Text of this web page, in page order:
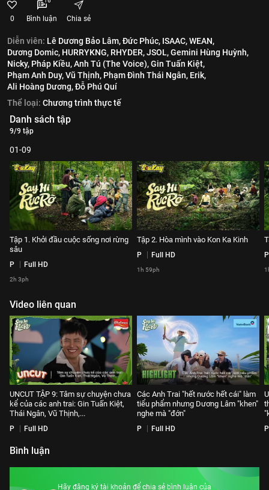
0 Bình luận Chia sẻ
Diễn viên: Lê Dương Bảo Lâm,Đức Phúc, ISAAC,WEAN,
Dương Domic, HURRYKNG, RHYDER,JSOL,Gemini Hùng Huỳnh,
Nicky, Pháp Kiều,Anh Tú (The Voice),Gin Tuấn Kiệt,
Phạm Anh Duy,Vũ Thịnh, Phạm Đình Thái Ngân, Erik,
Ali Hoàng Dương,Đỗ Phú Quí
Thể loại: Chương trình thực tế
Danh sách tập
9/9 tập
01-09
Tập 1. Khởi đầu cuộc sống nơi rừng
sâu
P Full HD
2h 3ph
Tập 2. Hòa mình vào Kon Ka Kinh
P Full HD
1h 59ph
P
Video liên quan
UNCUT TẬP 9: Tâm sự chuyện chưa
kể của các anh trai: Gin Tuấn Kiệt,
Thái Ngân, Vũ Thịnh,...
P Full HD
Các Anh Trai "hết nước hết cái" làm
tiểu phẩm nhưng Dương Lâm "khen"
nghe mà "đớn"
P Full HD P
Bình luận
Hãy đăng ký tài khoản để chia sẻ bình luận của